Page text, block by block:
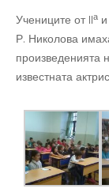
Учениците от IIа
Р. Николова
произведенията
известната